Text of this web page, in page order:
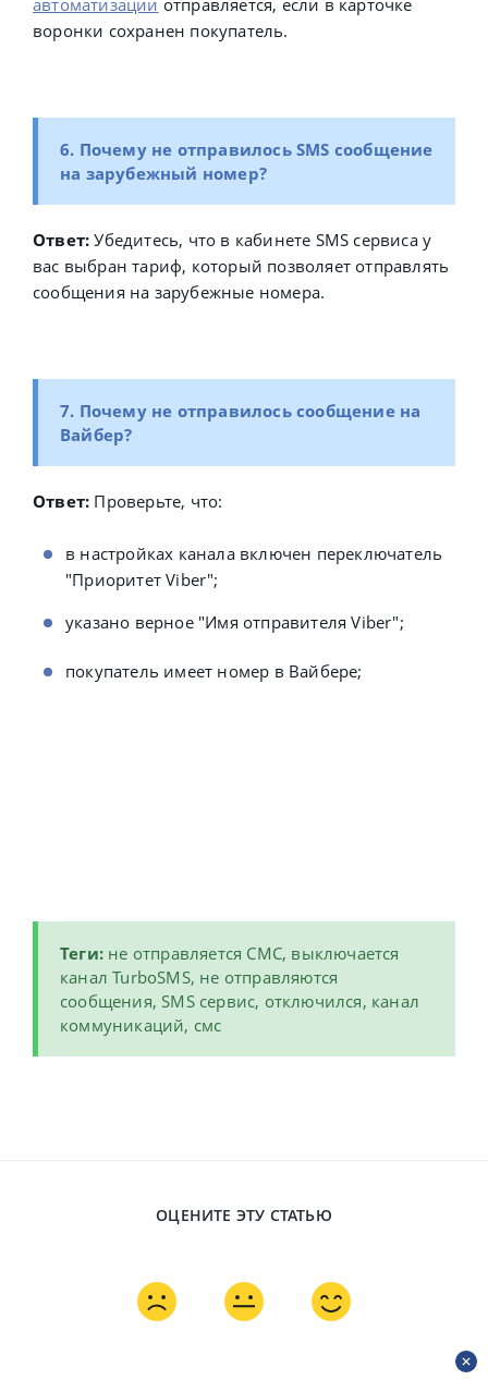
автоматизации отправляется, если в карточке
воронки сохранен покупатель.
6. Почему не отправилось SMS сообщение
на зарубежный номер?
Ответ: Убедитесь, что в кабинете SMS сервиса у
вас выбран тариф, который позволяет отправлять
сообщения на зарубежные номера.
7. Почему не отправилось сообщение на
Вайбер?
Ответ: Проверьте, что:
в настройках канала включен переключатель
"Приоритет Viber";
указано верное "Имя отправителя Viber";
покупатель имеет номер в Вайбере;
Теги: не отправляется СМС, выключается
канал TurboSMS, не отправляются
сообщения, SMS сервис, отключился, канал
коммуникаций, смс
ОЦЕНИТЕ ЭТУ СТАТЬЮ